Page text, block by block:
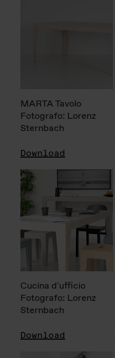
MARTA Tavolo
Fotografo: Lorenz
Sternbach
Download
Cucina d'ufficio
Fotografo: Lorenz
Sternbach
Download